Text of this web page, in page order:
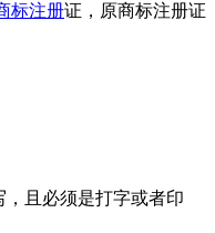
标注册证，原商标注册证
且必须是打字或者印